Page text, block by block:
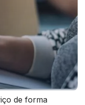
de forma